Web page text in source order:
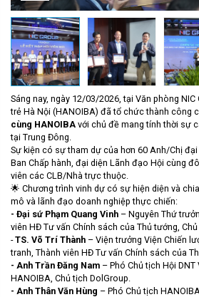
Sáng nay, ngày 12/03/2026, tại Văn phòng
trẻ Hà Nội (HANOIBA) đã tổ chức thành công
cùng HANOIBA với chủ đề mang tính thời sự
tại Trung Đông.
Sự kiện có sự tham dự của hơn 60 Anh/Chị
Ban Chấp hành, đại diện Lãnh đạo Hội cùng
viên các CLB/Nhà trực thuộc.
🌟 Chương trình vinh dự có sự hiện diện và
mô và lãnh đạo doanh nghiệp thực chiến:
- Đại sứ Phạm Quang Vinh – Nguyên Thứ
viên HĐ Tư vấn Chính sách của Thủ tướng,
-TS. Võ Trí Thành – Viện trưởng Viện Chiến
tranh, Thành viên HĐ Tư vấn Chính sách của
- Anh Trần Đăng Nam – Phó Chủ tịch Hội
HANOIBA, Chủ tịch DolGroup.
- Anh Thân Văn Hùng – Phó Chủ tịch